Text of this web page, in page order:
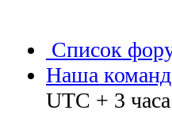
Список
Наша
UTC + 3 часа